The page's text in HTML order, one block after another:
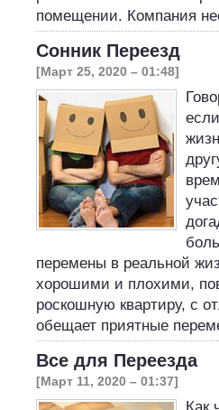
помещении. Компания
Сонник Переезд
[Март 25, 2020 – 01:48]
перемены в реальной
хорошими и плохими,
роскошную квартиру, с
обещает приятные
Все для Переезда
[Март 11, 2020 – 01:37]